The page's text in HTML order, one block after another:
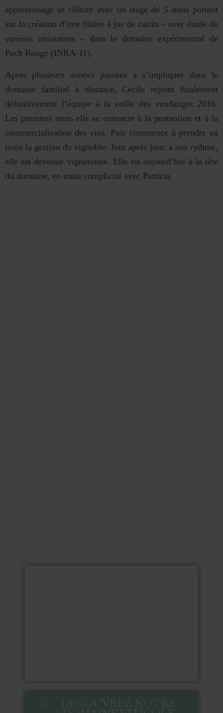
apprentissage se clôture avec un stage de 5 mois portant
sur la création d’une filière à jus de raisin – avec étude de
variétés résistantes – dans le domaine expérimental de
Pech Rouge (INRA-11).
Après plusieurs années passées à s’impliquer dans le
domaine familial à distance, Cécile rejoint finalement
définitivement l’équipe à la veille des vendanges 2016.
Les premiers mois elle se consacre à la promotion et à la
commercialisation des vins. Puis commence à prendre en
main la gestion du vignoble. Jour après jour, à son rythme,
elle est devenue vigneronne. Elle est aujourd’hui à la tête
du domaine, en toute complicité avec Patricia.